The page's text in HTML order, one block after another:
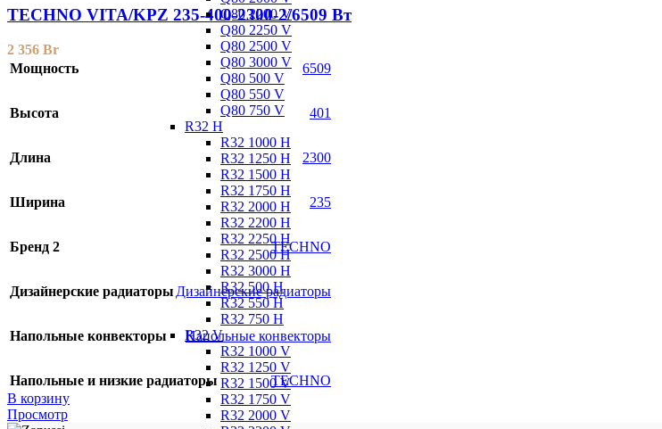
Q80 2200 V
Q80 2250 V
Q80 2500 V
Q80 3000 V
Q80 500 V
Q80 550 V
Q80 750 V
R32 H
R32 1000 H
R32 1250 H
R32 1500 H
R32 1750 H
R32 2000 H
R32 2200 H
R32 2250 H
R32 2500 H
R32 3000 H
R32 500 H
R32 550 H
R32 750 H
R32 V
R32 1000 V
R32 1250 V
R32 1500 V
R32 1750 V
R32 2000 V
TECHNO VITA/KPZ 235-400-2300-2/6509 Вт
2 356 Br
Мощность
6509
Высота 401
Длина 2300
Ширина 235
Бренд 2 TECHNO
Дизайнерские радиаторы Дизайнерские радиаторы
Напольные конвекторы Напольные конвекторы
Напольные и низкие радиаторы
TECHNO
В корзину
Просмотр